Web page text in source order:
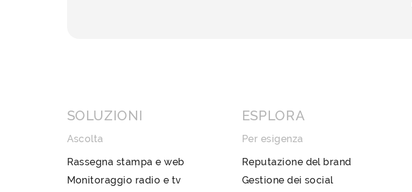
SOLUZIONI
Ascolta
Rassegna stampa e web
Monitoraggio radio e tv
ESPLORA
Per esigenza
Reputazione del brand
Gestione dei social